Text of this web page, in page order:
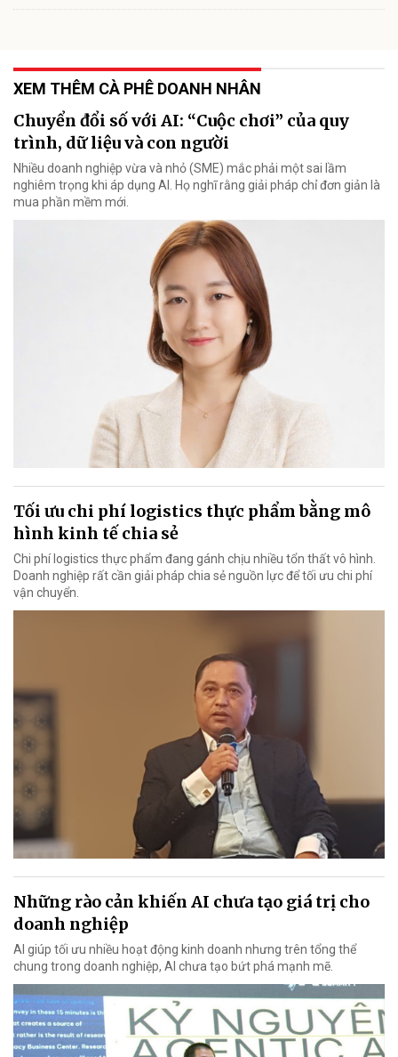
XEM THÊM CÀ PHÊ DOANH NHÂN
Chuyển đổi số với AI: “Cuộc chơi” của quy
trình, dữ liệu và con người
Nhiều doanh nghiệp vừa và nhỏ (SME) mắc phải một sai lầm
nghiêm trọng khi áp dụng AI. Họ nghĩ rằng giải pháp chỉ đơn giản là
mua phần mềm mới.
Tối ưu chi phí logistics thực phẩm bằng mô
hình kinh tế chia sẻ
Chi phí logistics thực phẩm đang gánh chịu nhiều tổn thất vô hình.
Doanh nghiệp rất cần giải pháp chia sẻ nguồn lực để tối ưu chi phí
vận chuyển.
Những rào cản khiến AI chưa tạo giá trị cho
doanh nghiệp
AI giúp tối ưu nhiều hoạt động kinh doanh nhưng trên tổng thể
chung trong doanh nghiệp, AI chưa tạo bứt phá mạnh mẽ.